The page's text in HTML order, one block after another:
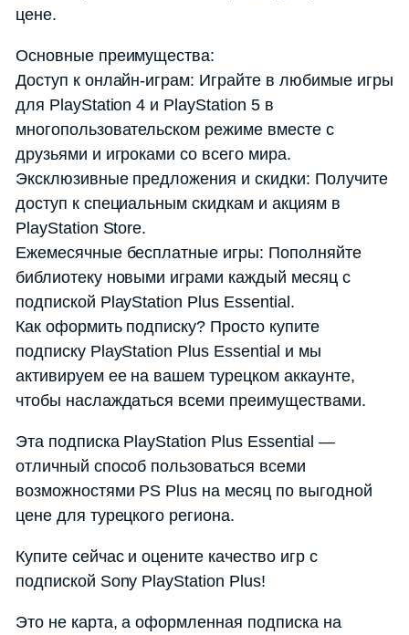
цене.
Основные преимущества:
Доступ к онлайн-играм: Играйте в любимые игры
для PlayStation 4 и PlayStation 5 в
многопользовательском режиме вместе с
друзьями и игроками со всего мира.
Эксклюзивные предложения и скидки: Получите
доступ к специальным скидкам и акциям в
PlayStation Store.
Ежемесячные бесплатные игры: Пополняйте
библиотеку новыми играми каждый месяц с
подпиской PlayStation Plus Essential.
Как оформить подписку? Просто купите
подписку PlayStation Plus Essential и мы
активируем ее на вашем турецком аккаунте,
чтобы наслаждаться всеми преимуществами.
Эта подписка PlayStation Plus Essential —
отличный способ пользоваться всеми
возможностями PS Plus на месяц по выгодной
цене для турецкого региона.
Купите сейчас и оцените качество игр с
подпиской Sony PlayStation Plus!
Это не карта, а оформленная подписка на